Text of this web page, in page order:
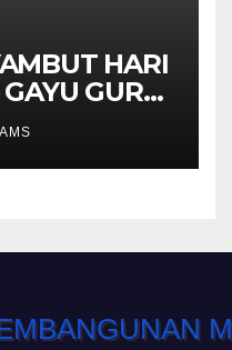
HARI
GURU